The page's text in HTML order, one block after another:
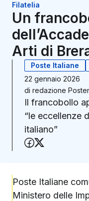
Filatelia
Un
Arti di
Poste Italiane
22 gennaio 2026
di redazione
Il francobollo
“le eccellenze
italiano”
Condividi
Poste Italiane
Ministero delle